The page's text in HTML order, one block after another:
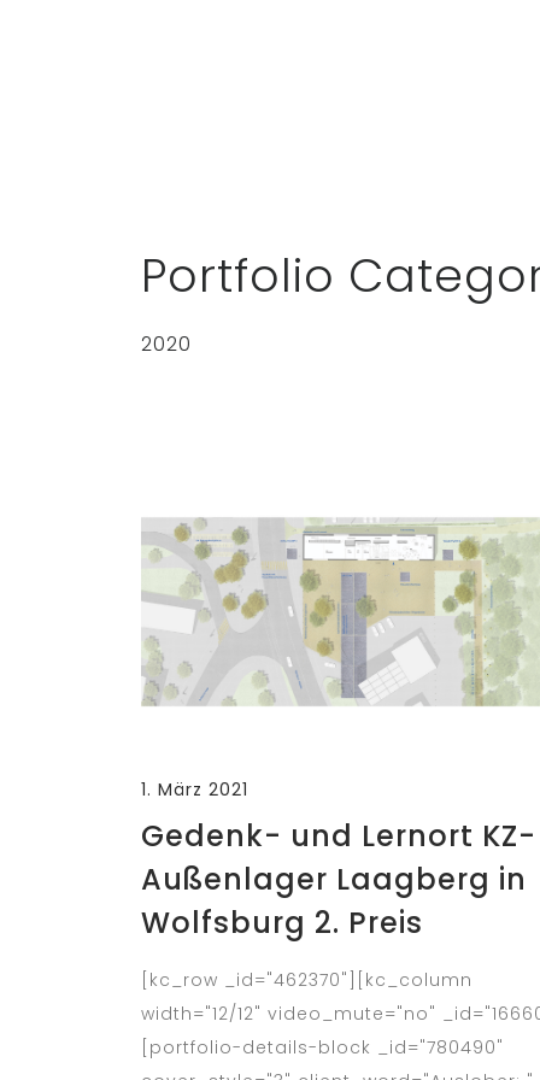
Portfolio
2020
1. März 2021
Gedenk- und Lernort KZ-
Außenlager Laagberg in
Wolfsburg 2. Preis
[kc_row _id="462370"][kc_column
width="12/12" video_mute="no"
[portfolio-details-block _id="780490"